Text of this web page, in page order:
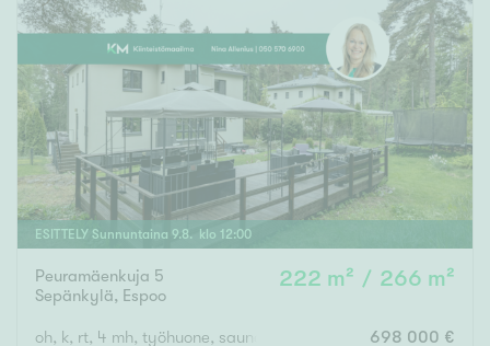
ESITTELY Sunnuntaina 9.8. klo 12:00
Peuramäenkuja 5
Sepänkylä, Espoo
222 m² / 266 m²
oh, k, rt, 4 mh, työhuone, saunaosasto, th, varasto, at/varasto
698 000 €